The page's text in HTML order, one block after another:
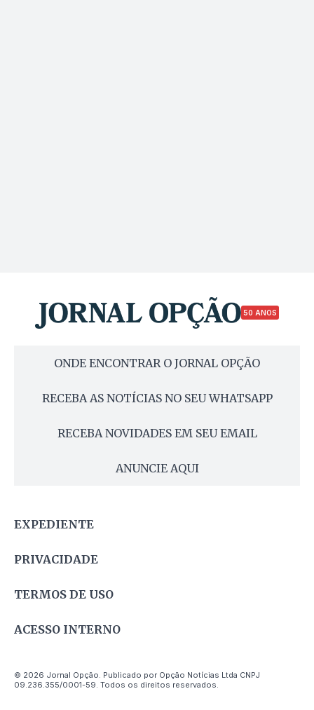
50 ANOS
ONDE ENCONTRAR O JORNAL OPÇÃO
RECEBA AS NOTÍCIAS NO SEU WHATSAPP
RECEBA NOVIDADES EM SEU EMAIL
ANUNCIE AQUI
EXPEDIENTE
PRIVACIDADE
TERMOS DE USO
ACESSO INTERNO
© 2026 Jornal Opção. Publicado por Opção Notícias Ltda CNPJ
09.236.355/0001-59. Todos os direitos reservados.